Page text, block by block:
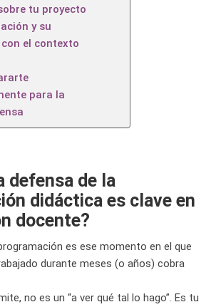
tu proyecto
y su
el contexto
para la
defensa de la
didáctica es clave en
docente?
es ese momento en el que
durante meses (o años) cobra
no es un “a ver qué tal lo hago”. Es tu